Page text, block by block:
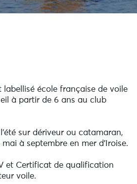
labellisé école française de voile
à partir de 6 ans au club
sur dériveur ou catamaran,
à septembre en mer d'Iroise.
et Certificat de qualification
voile.